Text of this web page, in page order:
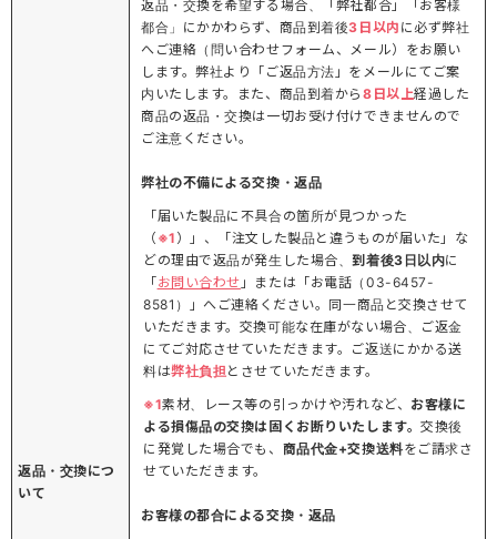
返品・交換につ
いて
返品・交換を希望する場合、「弊社都合」「お客様
都合」にかかわらず、商品到着後3日以内 に必ず弊社
へご連絡（問い合わせフォーム、メール）をお願い
します。弊社より「ご返品方法」をメールにてご案
内いたします。また、商品到着から 8日以上経過した
商品の返品・交換は一切お受け付けできませんので
ご注意ください。
弊社の不備による交換・返品
「届いた製品に不具合の箇所が見つかった
（ ※1 ）」、「注文した製品と違うものが届いた」な
どの理由で返品が発生した場合、 到着後3日以内に
「お問い合わせ 」または「お電話（03-6457-
8581）」へご連絡ください。同一商品と交換させて
いただきます。交換可能な在庫がない場合、ご返金
にてご対応させていただきます。ご返送にかかる送
料は弊社負担 とさせていただきます。
※1素材、レース等の引っかけや汚れなど、 お客様に
よる損傷品の交換は固くお断りいたします。交換後
に発覚した場合でも、 商品代金+交換送料をご請求さ
せていただきます。
お客様の都合による交換・返品